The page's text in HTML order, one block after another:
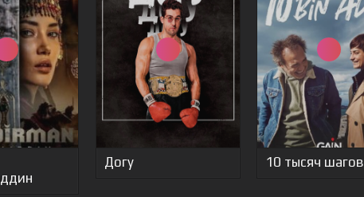
Догу 10 тысяч шагов